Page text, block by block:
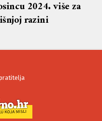
2024. više za
razini